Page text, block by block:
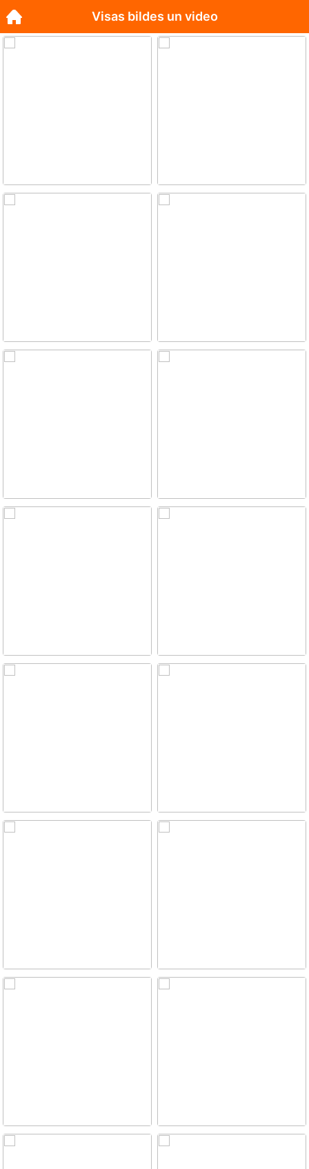
Visas bildes un video